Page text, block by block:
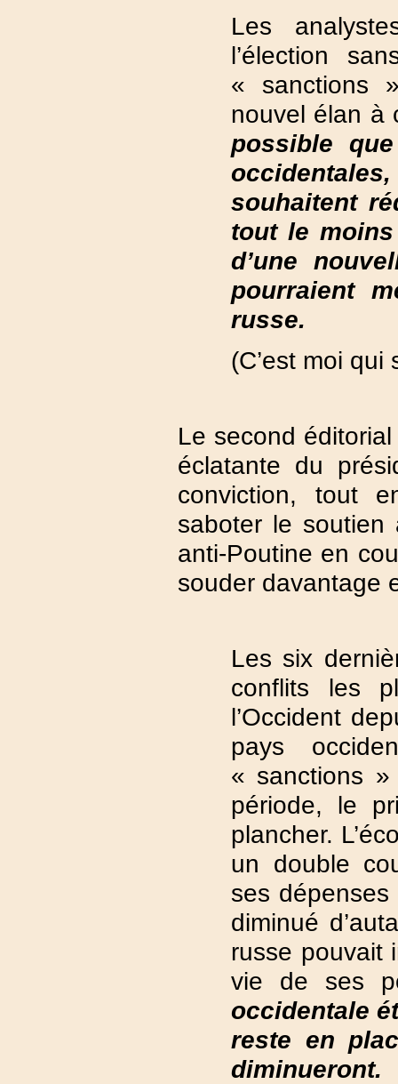
Les
l’élection
« sanctions
nouvel élan à
possible
souhaitent
tout le
d’une
pourraient
russe.
(C’est moi qui
Le second
éclatante du
conviction, tout
saboter le
anti-Poutine en
souder davantage
Les six
conflits les
l’Occident
pays
« sanctions
période, le
plancher.
un double
ses
diminué
russe pouvait
vie de ses
occidentale
reste en
diminueront.